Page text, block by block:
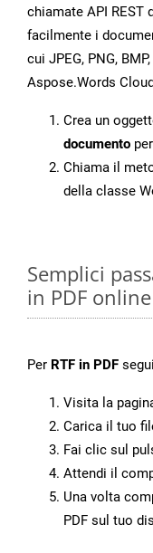
chiamate API REST
facilmente i
cui JPEG, PNG,
Aspose.Words
Crea un
documento
Chiama il
della classe
Semplici
in PDF online
Per RTF in PDF
Visita la
Carica il tuo
Fai clic sul
Attendi il
Una volta
PDF sul tuo